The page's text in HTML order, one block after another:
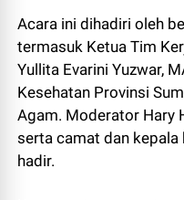
Acara ini dihadiri oleh
termasuk Ketua Tim
Yullita Evarini Yuzwar,
Kesehatan Provinsi
Agam. Moderator Hary
serta camat dan
hadir.